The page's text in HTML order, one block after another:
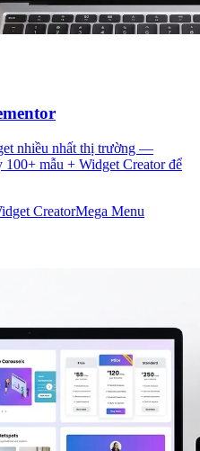
nhiều nhất thị trường —
mẫu + Widget Creator để
CreatorMega Menu